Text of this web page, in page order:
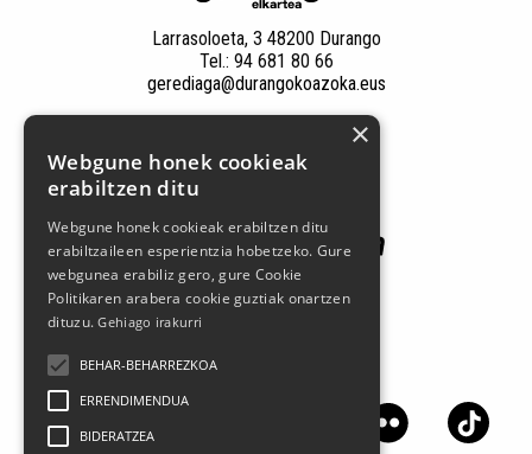
Larrasoloeta, 3 48200 Durango
Tel.: 94 681 80 66
gerediaga@durangokoazoka.eus
Jarrai gaitzazu sare sozialetan
×
Webgune honek cookieak
erabiltzen ditu
Webgune honek cookieak erabiltzen ditu
erabiltzaileen esperientzia hobetzeko. Gure
webgunea erabiliz gero, gure Cookie
Politikaren arabera cookie guztiak onartzen
dituzu.Gehiago irakurri
BEHAR-BEHARREZKOA
ERRENDIMENDUA
BIDERATZEA